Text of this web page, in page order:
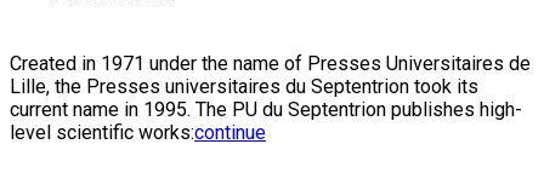
Created in 1971 under the name of Presses Universitaires de
Lille, the Presses universitaires du Septentrion took its
current name in 1995. The PU du Septentrion publishes high-
level scientific works:continue